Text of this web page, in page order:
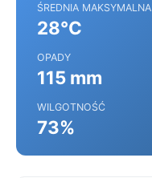
ŚREDNIA MAKSYMALNA
28°C
OPADY
115 mm
WILGOTNOŚĆ
73%